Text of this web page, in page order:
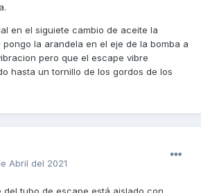
en el siguiete cambio de aceite la
la arandela en el eje de la bomba a
pero que el escape vibre
hasta un tornillo de los gordos de los
Abril del 2021